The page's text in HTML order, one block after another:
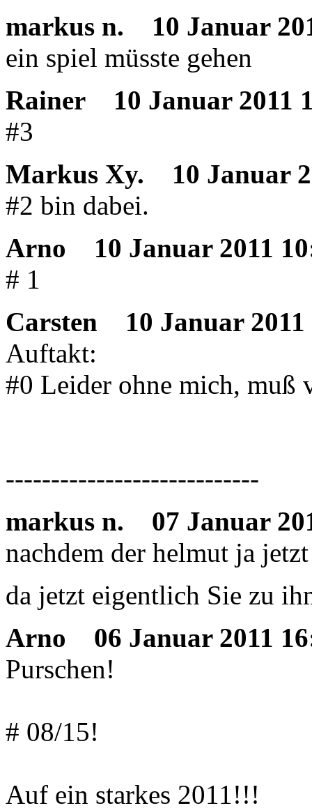
markus n.
10 Januar
ein spiel müsste gehen
Rainer
10 Januar 2011
#3
Markus Xy.
10 Januar
#2 bin dabei.
Arno
10 Januar 2011
# 1
Carsten
10 Januar 2011
Auftakt:
#0 Leider ohne mich, muß
----------------------------
markus n.
07 Januar
nachdem der helmut ja
da jetzt eigentlich Sie zu
Arno
06 Januar 2011
Purschen!
# 08/15!
Auf ein starkes 2011!!!